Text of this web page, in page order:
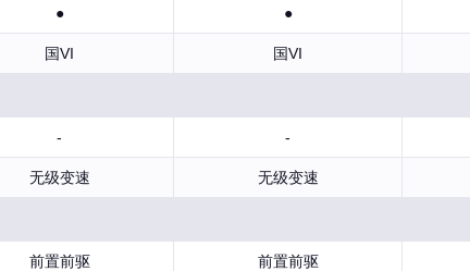
● ●
国VI 国VI
- -
无级变速 无级变速
前置前驱 前置前驱